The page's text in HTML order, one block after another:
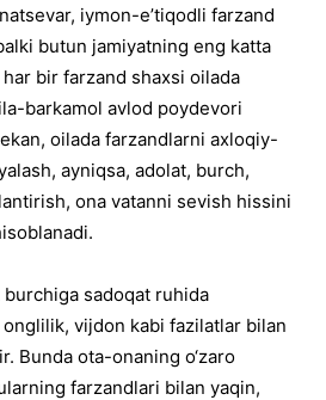
iymon-e’tiqodli farzand
butun jamiyatning eng katta
bir farzand shaxsi oilada
barkamol avlod poydevori
oilada farzandlarni axloqiy-
ayniqsa, adolat, burch,
ona vatanni sevish hissini
burchiga sadoqat ruhida
onglilik, vijdon kabi fazilatlar bilan
Bunda ota-onaning o‘zaro
farzandlari bilan yaqin,